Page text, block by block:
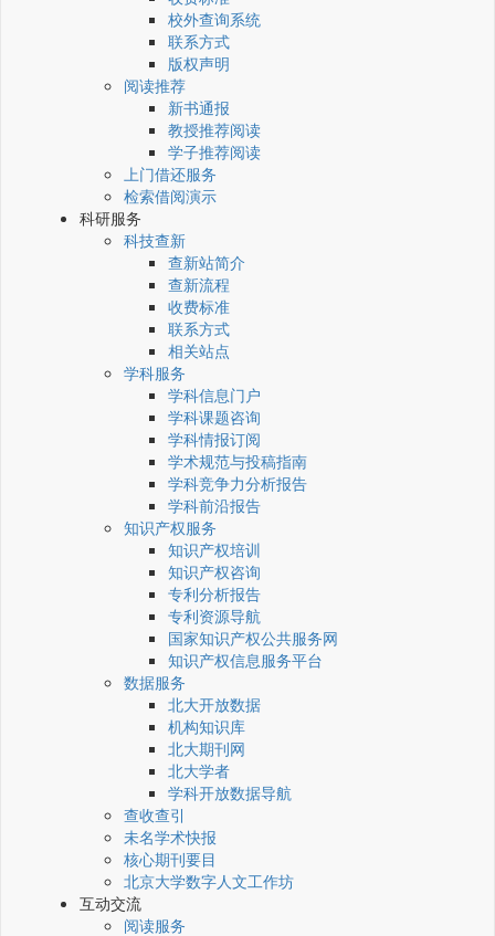
校外查询系统
联系方式
版权声明
阅读推荐
新书通报
教授推荐阅读
学子推荐阅读
上门借还服务
检索借阅演示
科研服务
科技查新
查新站简介
查新流程
收费标准
联系方式
相关站点
学科服务
学科信息门户
学科课题咨询
学科情报订阅
学术规范与投稿指南
学科竞争力分析报告
学科前沿报告
知识产权服务
知识产权培训
知识产权咨询
专利分析报告
专利资源导航
国家知识产权公共服务网
知识产权信息服务平台
数据服务
北大开放数据
机构知识库
北大期刊网
北大学者
学科开放数据导航
查收查引
未名学术快报
核心期刊要目
北京大学数字人文工作坊
互动交流
阅读服务